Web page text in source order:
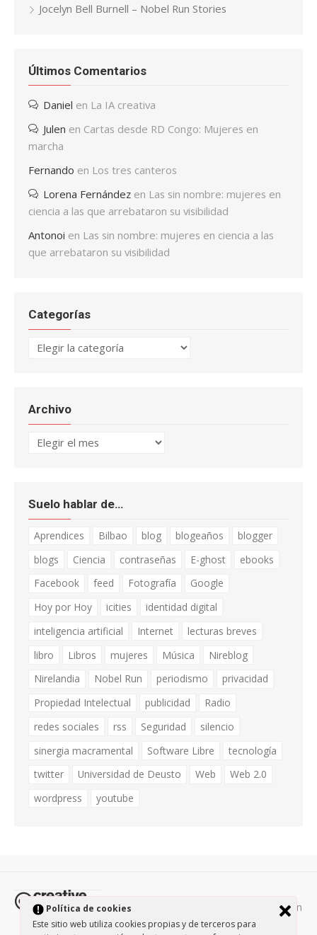
Política de cookies
Este sitio web utiliza cookies propias y de terceros para
Jocelyn Bell Burnell – Nobel Run Stories
Últimos Comentarios
Daniel en La IA creativa
Julen en Cartas desde RD Congo: Mujeres en
marcha
Fernando en Los tres canteros
Lorena Fernández en Las sin nombre: mujeres en
ciencia a las que arrebataron su visibilidad
Antonoi en Las sin nombre: mujeres en ciencia a las
que arrebataron su visibilidad
Categorías
Categorías
Archivo
Archivo
Suelo hablar de…
Aprendices Bilbao blog blogeaños
blogger
blogs
Ciencia contraseñas E-ghost
ebooks
Facebook
feed Fotografía
Google
Hoy por Hoy
icities
identidad digital
inteligencia artificial
Internet
lecturas breves
libro
Libros mujeres Música
Nireblog
Nirelandia
Nobel Run periodismo
privacidad
Propiedad Intelectual
publicidad
Radio
redes sociales
rss Seguridad
silencio
sinergia macramental
Software Libre
tecnología
twitter
Universidad de Deusto Web
Web 2.0
wordpress
youtube
Todos los contenidos de esta página están
protegidos por la licencia Creative Commons Attribution-